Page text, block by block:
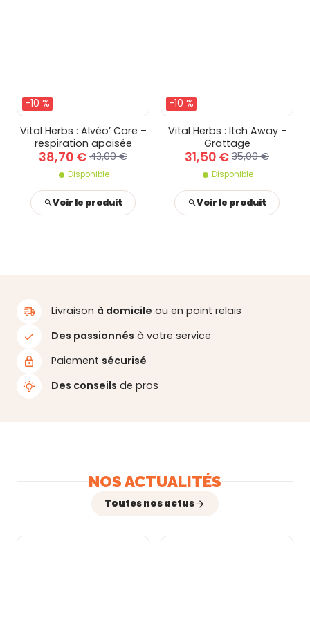
-10 %
Vital Herbs : Alvéo’ Care –
respiration apaisée
38,70 € 43,00 €
Disponible
Voir le produit
-10 %
Vital Herbs : Itch Away -
Grattage
31,50 € 35,00 €
Disponible
Voir le produit
Livraison à domicile ou en point relais
Des passionnés à votre service
Paiement sécurisé
Des conseils de pros
NOS ACTUALITÉS
Toutes nos actus